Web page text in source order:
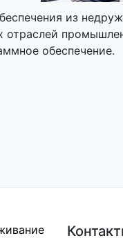
из
обеспечение.